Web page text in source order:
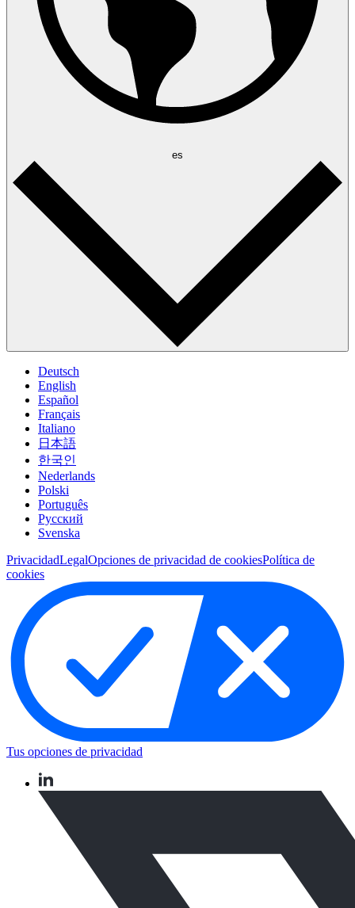
es
Deutsch
English
Español
Français
Italiano
日本語
한국인
Nederlands
Polski
Português
Pусский
Svenska
PrivacidadLegalOpciones de privacidad de cookiesPolítica de
cookies
Tus opciones de privacidad